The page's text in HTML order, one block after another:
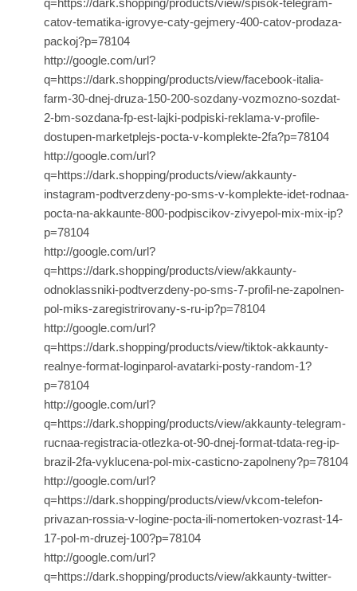
catov-tematika-igrovye-caty-gejmery-400-catov-prodaza-
packoj?p=78104
http://google.com/url?
q=https://dark.shopping/products/view/facebook-italia-
farm-30-dnej-druza-150-200-sozdany-vozmozno-sozdat-
2-bm-sozdana-fp-est-lajki-podpiski-reklama-v-profile-
dostupen-marketplejs-pocta-v-komplekte-2fa?p=78104
http://google.com/url?
q=https://dark.shopping/products/view/akkaunty-
instagram-podtverzdeny-po-sms-v-komplekte-idet-rodnaa-
pocta-na-akkaunte-800-podpiscikov-zivyepol-mix-mix-ip?
p=78104
http://google.com/url?
q=https://dark.shopping/products/view/akkaunty-
odnoklassniki-podtverzdeny-po-sms-7-profil-ne-zapolnen-
pol-miks-zaregistrirovany-s-ru-ip?p=78104
http://google.com/url?
q=https://dark.shopping/products/view/tiktok-akkaunty-
realnye-format-loginparol-avatarki-posty-random-1?
p=78104
http://google.com/url?
q=https://dark.shopping/products/view/akkaunty-telegram-
rucnaa-registracia-otlezka-ot-90-dnej-format-tdata-reg-ip-
brazil-2fa-vyklucena-pol-mix-casticno-zapolneny?p=78104
http://google.com/url?
q=https://dark.shopping/products/view/vkcom-telefon-
privazan-rossia-v-logine-pocta-ili-nomertoken-vozrast-14-
17-pol-m-druzej-100?p=78104
http://google.com/url?
q=https://dark.shopping/products/view/akkaunty-twitter-